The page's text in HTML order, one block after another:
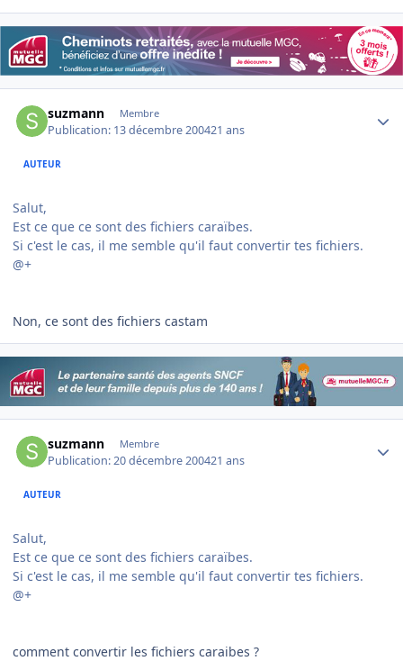
suzmann Membre
Publication: 13 décembre 200421 ans
AUTEUR
Salut,
Est ce que ce sont des fichiers caraïbes.
Si c'est le cas, il me semble qu'il faut convertir tes fichiers.
@+
Non, ce sont des fichiers castam
suzmann Membre
Publication:20 décembre 200421 ans
AUTEUR
Salut,
Est ce que ce sont des fichiers caraïbes.
Si c'est le cas, il me semble qu'il faut convertir tes fichiers.
@+
comment convertir les fichiers caraibes ?